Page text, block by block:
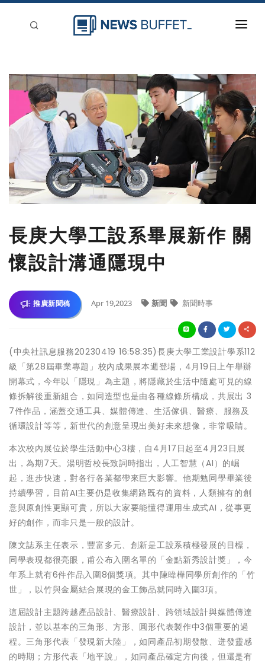
新聞稿分類
登入
刊登
長庚大學工設系畢展新作 關
懷設計溝通隱現中
推廣新聞稿 Apr 19,2023 新聞 新聞時事
(中央社訊息服務20230419 16:58:35)長庚大學工業設計學系112
級「第28屆畢業專題」校內成果展本週登場，4月19日上午舉辦
開幕式，今年以「隱現」為主題，將隱藏於生活中隨處可見的線
條拆解後重新組合，如同造型也是由各種線條所構成，共展出 3
7件作品，涵蓋交通工具、媒體傳達、生活傢俱、醫療、服務及
循環設計等等，新世代的創意呈現出美好未來想像，非常吸睛。
本次校內展位於學生活動中心3樓，自4月17日起至4月23日展
出，為期7天。湯明哲校長致詞時指出，人工智慧（AI）的崛
起，進步快速，對各行各業都帶來巨大影響。他期勉同學畢業後
持續學習，目前AI主要仍是收集網路既有的資料，人類擁有的創
意與原創性更顯可貴，所以大家要能懂得運用生成式AI，從事更
好的創作，而非只是一般的設計。
陳文誌系主任表示，豐富多元、創新是工設系積極發展的目標，
同學表現都很亮眼，甫公布入圍名單的「金點新秀設計獎」，今
年系上就有6件作品入圍8個獎項。其中陳暐樺同學所創作的「竹
世」，以竹與金屬結合展現的金工飾品就同時入圍3項。
這屆設計主題跨越產品設計、醫療設計、跨領域設計與媒體傳達
設計，並以基本的三角形、方形、圓形代表製作中3個重要的過
程。三角形代表「發現新大陸」，如同產品初期發散、迸發靈感
的時期；方形代表「地平說」，如同產品確定方向後，但還是有